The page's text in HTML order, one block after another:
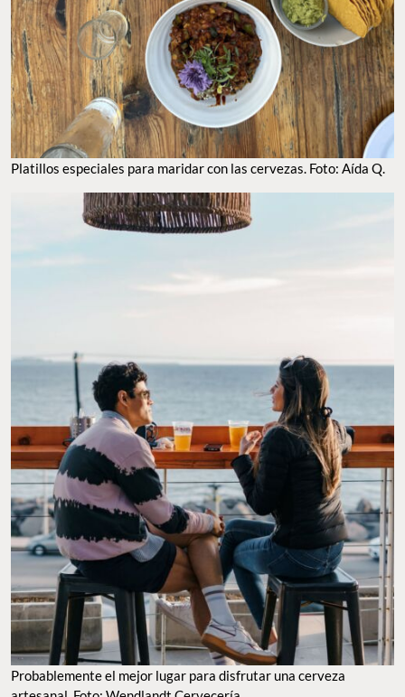
PROBABLEMENTE EL MEJOR LUGAR PARA DISFRUTAR UNA CERVEZA ARTESANAL.
FOTO: WENDLANDT CERVECERÍA
TO EAT
TO VISIT
GUILTY PLEASURES
GOOD LOOKS